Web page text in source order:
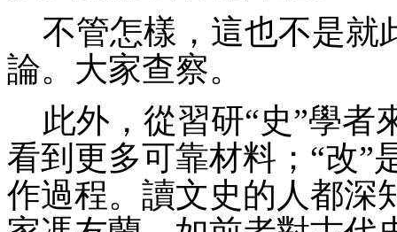
不管怎樣，這也不是就
論。大家查察。
此外，從習研“史”學者
看到更多可靠材料； “改”
作過程。讀文史的人都深